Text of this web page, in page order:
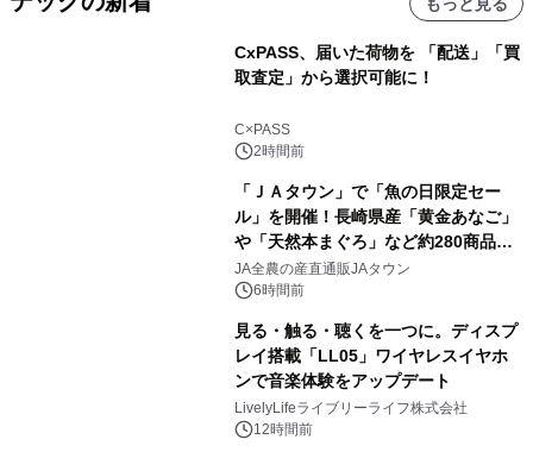
もっと見る
CxPASS、届いた荷物を 「配送」「買
取査定」から選択可能に！
C×PASS
2時間前
「ＪＡタウン」で「魚の日限定セー
ル」を開催！長崎県産「黄金あなご」
や「天然本まぐろ」など約280商品を
販売！～毎月１０日の定例企画～
JA全農の産直通販JAタウン
6時間前
見る・触る・聴くを一つに。ディスプ
レイ搭載「LL05」ワイヤレスイヤホ
ンで音楽体験をアップデート
LivelyLifeライブリーライフ株式会社
12時間前